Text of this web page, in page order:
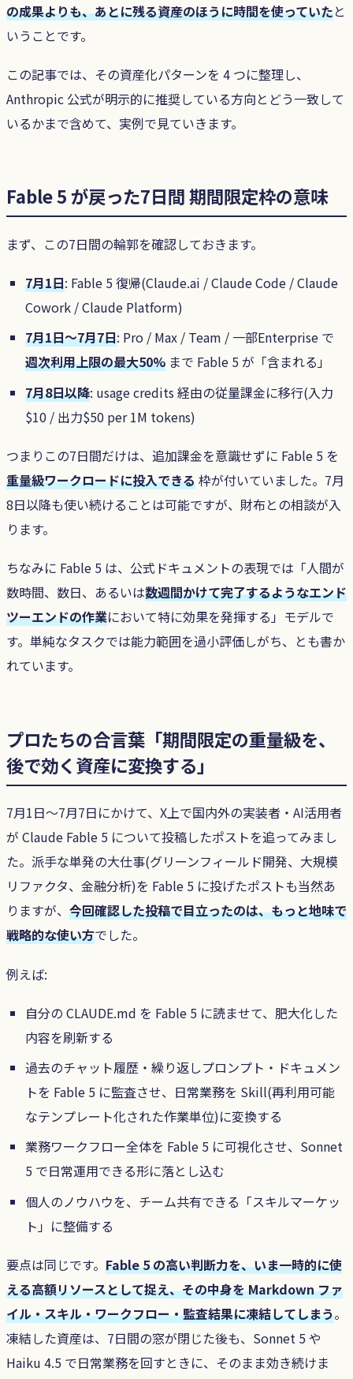
の成果よりも、あとに残る資産のほうに時間を使っていたと
いうことです。
この記事では、その資産化パターンを 4 つに整理し、
Anthropic 公式が明示的に推奨している方向とどう一致して
いるかまで含めて、実例で見ていきます。
Fable 5 が戻った7日間 期間限定枠の意味
まず、この7日間の輪郭を確認しておきます。
7月1日: Fable 5 復帰(Claude.ai / Claude Code / Claude
Cowork / Claude Platform)
7月1日〜7月7日: Pro / Max / Team / 一部Enterprise で
週次利用上限の最大50% まで Fable 5 が「含まれる」
7月8日以降: usage credits 経由の従量課金に移行(入力
$10 / 出力$50 per 1M tokens)
つまりこの7日間だけは、追加課金を意識せずに Fable 5 を
重量級ワークロードに投入できる枠が付いていました。7月
8日以降も使い続けることは可能ですが、財布との相談が入
ります。
ちなみに Fable 5 は、公式ドキュメントの表現では「人間が
数時間、数日、あるいは数週間かけて完了するようなエンド
ツーエンドの作業において特に効果を発揮する」モデルで
す。単純なタスクでは能力範囲を過小評価しがち、とも書か
れています。
プロたちの合言葉「期間限定の重量級を、
後で効く資産に変換する」
7月1日〜7月7日にかけて、X上で国内外の実装者・AI活用者
が Claude Fable 5 について投稿したポストを追ってみまし
た。派手な単発の大仕事(グリーンフィールド開発、大規模
リファクタ、金融分析)を Fable 5 に投げたポストも当然あ
りますが、 今回確認した投稿で目立ったのは、もっと地味で
戦略的な使い方でした。
例えば:
自分の CLAUDE.md を Fable 5 に読ませて、肥大化した
内容を刷新する
過去のチャット履歴・繰り返しプロンプト・ドキュメン
トを Fable 5 に監査させ、日常業務を Skill(再利用可能
なテンプレート化された作業単位)に変換する
業務ワークフロー全体を Fable 5 に可視化させ、Sonnet
5 で日常運用できる形に落とし込む
個人のノウハウを、チーム共有できる「スキルマーケッ
ト」に整備する
要点は同じです。 Fable 5 の高い判断力を、いま一時的に使
える高額リソースとして捉え、その中身を Markdown ファ
イル・スキル・ワークフロー・監査結果に凍結してしまう。
凍結した資産は、7日間の窓が閉じた後も、Sonnet 5 や
Haiku 4.5 で日常業務を回すときに、そのまま効き続けま